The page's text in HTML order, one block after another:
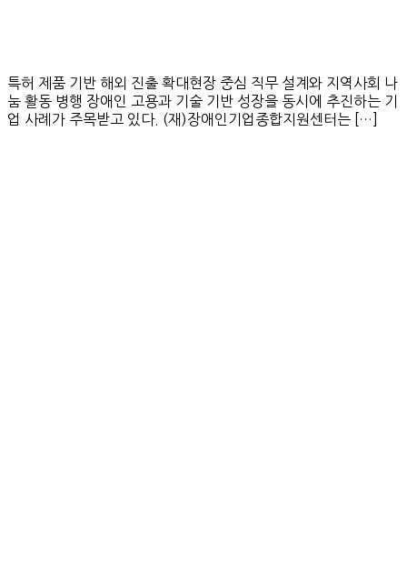
특허 제품 기반 해외 진출 확대현장 중심 직무 설계와 지역사회 나
눔 활동 병행 장애인 고용과 기술 기반 성장을 동시에 추진하는 기
업 사례가 주목받고 있다. (재)장애인기업종합지원센터는 […]